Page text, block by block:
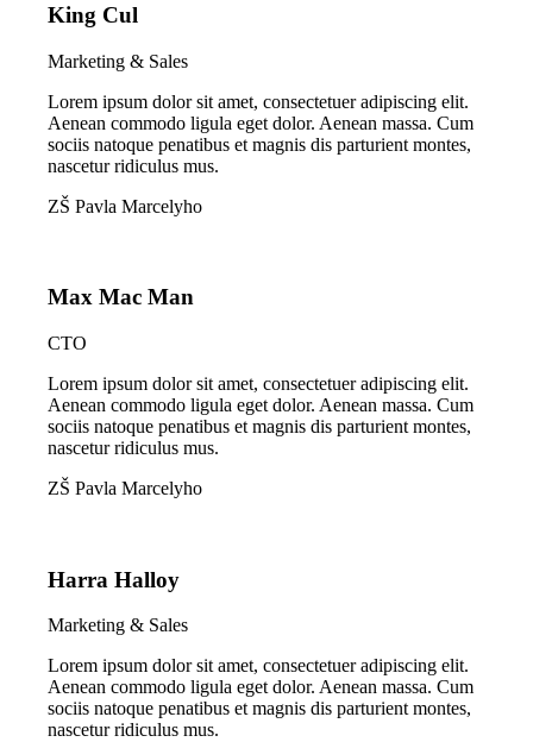
King Cul
Marketing & Sales
Lorem ipsum dolor sit amet, consectetuer adipiscing elit.
Aenean commodo ligula eget dolor. Aenean massa. Cum
sociis natoque penatibus et magnis dis parturient montes,
nascetur ridiculus mus.
ZŠ Pavla Marcelyho
Max Mac Man
CTO
Lorem ipsum dolor sit amet, consectetuer adipiscing elit.
Aenean commodo ligula eget dolor. Aenean massa. Cum
sociis natoque penatibus et magnis dis parturient montes,
nascetur ridiculus mus.
ZŠ Pavla Marcelyho
Harra Halloy
Marketing & Sales
Lorem ipsum dolor sit amet, consectetuer adipiscing elit.
Aenean commodo ligula eget dolor. Aenean massa. Cum
sociis natoque penatibus et magnis dis parturient montes,
nascetur ridiculus mus.